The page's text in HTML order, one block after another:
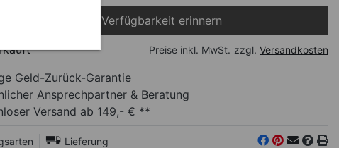
Bei Verfügbarkeit erinnern
Preise inkl. MwSt. zzgl. Versandkosten
Geld-Zurück-Garantie
Ansprechpartner & Beratung
Versand ab 149,- € **
Lieferung